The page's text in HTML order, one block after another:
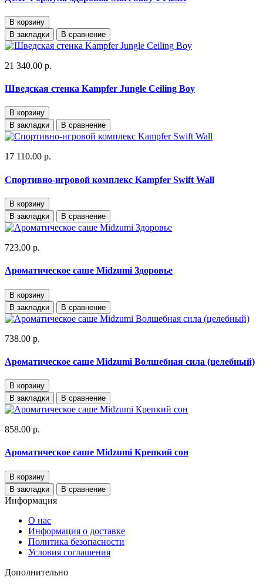
В корзину
В закладки
В сравнение
21 340.00 р.
Шведская стенка Kampfer Jungle Ceiling Boy
В корзину
В закладки
В сравнение
17 110.00 р.
Спортивно-игровой комплекс Kampfer Swift Wall
В корзину
В закладки
В сравнение
723.00 р.
Ароматическое саше Midzumi Здоровье
В корзину
В закладки
В сравнение
738.00 р.
Ароматическое саше Midzumi Волшебная сила (целебный)
В корзину
В закладки
В сравнение
858.00 р.
Ароматическое саше Midzumi Крепкий сон
В корзину
В закладки
В сравнение
Информация
О нас
Информация о доставке
Политика безопасности
Условия соглашения
Дополнительно